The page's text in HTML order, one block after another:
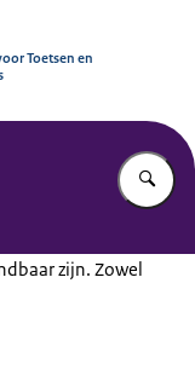
Toetsen en
zijn. Zowel